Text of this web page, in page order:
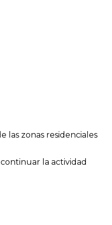
zonas residenciales
la actividad